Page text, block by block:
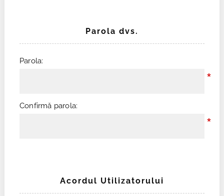
Parola dvs.
Parola:
*
Confirmă parola:
*
Acordul Utilizatorului